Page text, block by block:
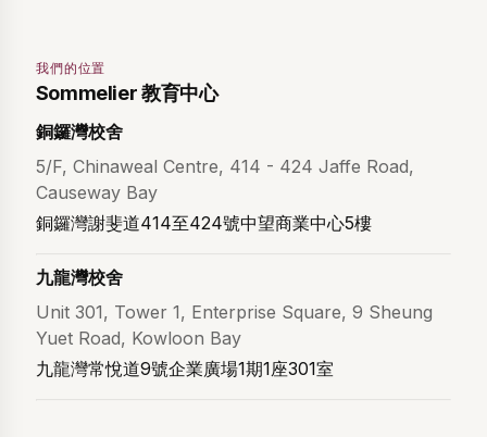
我們的位置
Sommelier 教育中心
銅鑼灣校舍
5/F, Chinaweal Centre, 414 - 424 Jaffe Road,
Causeway Bay
銅鑼灣謝斐道414至424號中望商業中心5樓
九龍灣校舍
Unit 301, Tower 1, Enterprise Square, 9 Sheung
Yuet Road, Kowloon Bay
九龍灣常悅道9號企業廣場1期1座301室